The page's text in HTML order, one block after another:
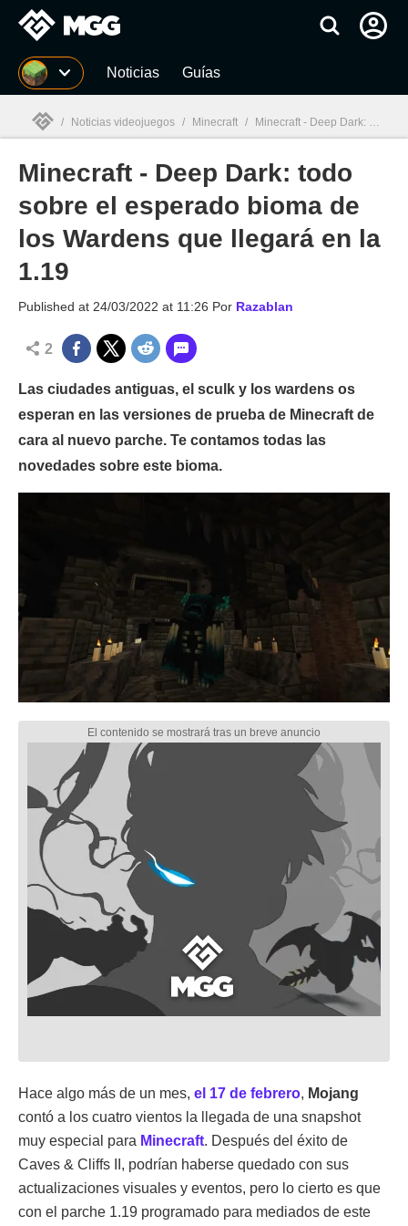
MGG Noticias Guías
MGG
/ Noticias videojuegos / Minecraft / Minecraft - Deep Dark: todo sobre el esperado bioma de los Wardens que llegará en la 1.19
Minecraft - Deep Dark: todo
sobre el esperado bioma de
los Wardens que llegará en la
1.19
Published at 24/03/2022 at 11:26 Por Razablan
2
Las ciudades antiguas, el sculk y los wardens os
esperan en las versiones de prueba de Minecraft de
cara al nuevo parche. Te contamos todas las
novedades sobre este bioma.
Hace algo más de un mes, el 17 de febrero, Mojang
contó a los cuatro vientos la llegada de una snapshot
muy especial para Minecraft. Después del éxito de
Caves & Cliffs II, podrían haberse quedado con sus
actualizaciones visuales y eventos, pero lo cierto es que
con el parche 1.19 programado para mediados de este